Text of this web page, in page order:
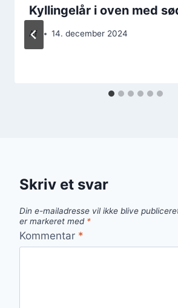
Kyllingelår i oven med
Af 14. december 2024
Skriv et svar
Din e-mailadresse vil ikke blive
er markeret med *
Kommentar *